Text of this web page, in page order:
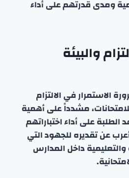
ومدى قدرتهم على أداء
والبيئة
الاستمرار في الالتزام
مشدداً على أهمية
الطلبة على أداء اختباراتهم
عن تقديره للجهود التي
والتعليمية داخل المدارس